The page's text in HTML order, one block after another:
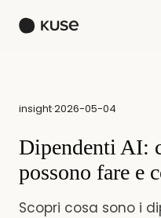
insight·2026-05-04
Dipendenti AI:
possono fare e
Scopri cosa sono i